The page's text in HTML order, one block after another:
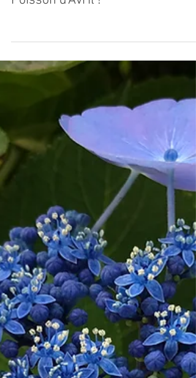
Poisson d'Avril !